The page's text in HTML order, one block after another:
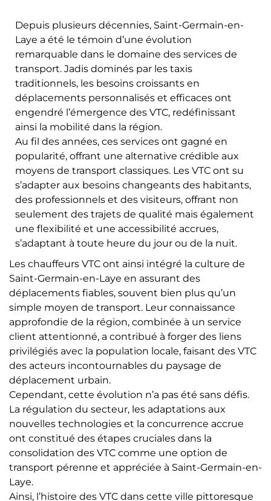
Depuis plusieurs décennies, Saint-Germain-en-
Laye a été le témoin d’une évolution
remarquable dans le domaine des services de
transport. Jadis dominés par les taxis
traditionnels, les besoins croissants en
déplacements personnalisés et efficaces ont
engendré l’émergence des VTC, redéfinissant
ainsi la mobilité dans la région.
Au fil des années, ces services ont gagné en
popularité, offrant une alternative crédible aux
moyens de transport classiques. Les VTC ont su
s’adapter aux besoins changeants des habitants,
des professionnels et des visiteurs, offrant non
seulement des trajets de qualité mais également
une flexibilité et une accessibilité accrues,
s’adaptant à toute heure du jour ou de la nuit.
Les chauffeurs VTC ont ainsi intégré la culture de
Saint-Germain-en-Laye en assurant des
déplacements fiables, souvent bien plus qu’un
simple moyen de transport. Leur connaissance
approfondie de la région, combinée à un service
client attentionné, a contribué à forger des liens
privilégiés avec la population locale, faisant des VTC
des acteurs incontournables du paysage de
déplacement urbain.
Cependant, cette évolution n’a pas été sans défis.
La régulation du secteur, les adaptations aux
nouvelles technologies et la concurrence accrue
ont constitué des étapes cruciales dans la
consolidation des VTC comme une option de
transport pérenne et appréciée à Saint-Germain-en-
Laye.
Ainsi, l’histoire des VTC dans cette ville pittoresque